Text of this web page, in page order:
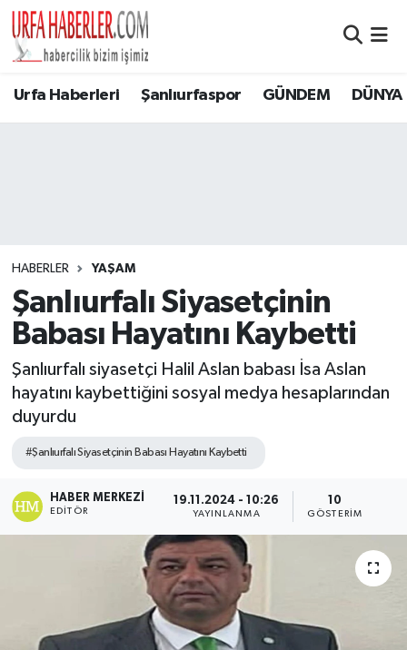
Urfa Haberleri Şanlıurfaspor GÜNDEM DÜNYA
HABERLER YAŞAM
Şanlıurfalı Siyasetçinin
Babası Hayatını Kaybetti
Şanlıurfalı siyasetçi Halil Aslan babası İsa Aslan
hayatını kaybettiğini sosyal medya hesaplarından
duyurdu
#Şanlıurfalı Siyasetçinin Babası Hayatını Kaybetti
HABER MERKEZI
EDITÖR
19.11.2024 - 10:26
YAYINLANMA
10
GÖSTERIM
Şanlıurfa Nöbetçi Eczaneler
Tüm Manşetler
Son Dakika Haberleri
Haber Arşivi